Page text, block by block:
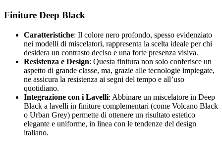
Finiture Deep Black
Caratteristiche: Il colore nero profondo, spesso evidenziato
nei modelli di miscelatori, rappresenta la scelta ideale per chi
desidera un contrasto deciso e una forte presenza visiva.
Resistenza e Design: Questa finitura non solo conferisce un
aspetto di grande classe, ma, grazie alle tecnologie impiegate,
ne assicura la resistenza ai segni del tempo e all’uso
quotidiano.
Integrazione con i Lavelli: Abbinare un miscelatore in Deep
Black a lavelli in finiture complementari (come Volcano Black
o Urban Grey) permette di ottenere un risultato estetico
elegante e uniforme, in linea con le tendenze del design
italiano.